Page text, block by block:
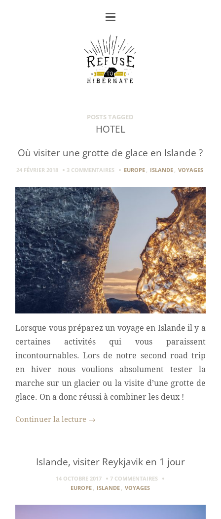
POSTS TAGGED
HOTEL
Où visiter une grotte de glace en Islande ?
24 FÉVRIER 2018 3 COMMENTAIRES EUROPE ISLANDE VOYAGES
Lorsque vous préparez un voyage en Islande il y a
certaines activités qui vous paraissent
incontournables. Lors de notre second road trip
en hiver nous voulions absolument tester la
marche sur un glacier ou la visite d’une grotte de
glace. On a donc réussi à combiner les deux !
Continuer la lecture →
Islande, visiter Reykjavik en 1 jour
14 OCTOBRE 2017
7 COMMENTAIRES
EUROPE
ISLANDE VOYAGES